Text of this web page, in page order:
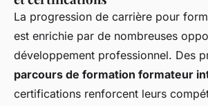
La progression de carrière pour
est enrichie par de nombreuses
développement professionnel. Des
parcours de formation formateur
certifications renforcent leurs